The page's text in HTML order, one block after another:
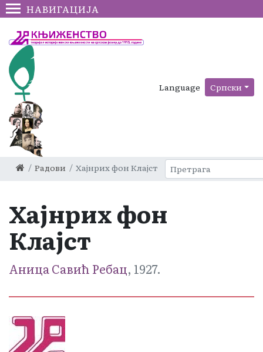
НАВИГАЦИЈА
Language Српски
Радови Хајнрих фон Клајст
Хајнрих фон
Клајст
Аница Савић Ребац, 1927.